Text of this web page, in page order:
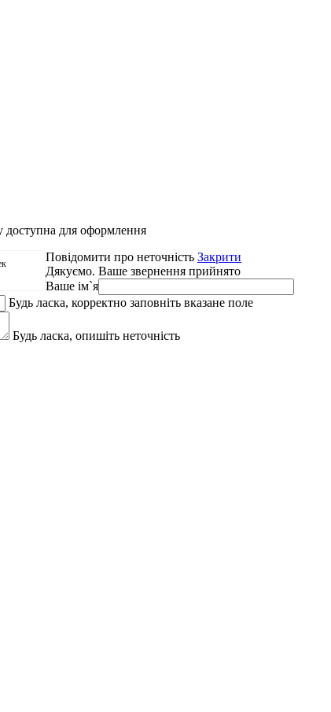
доступна для оформлення
Повідомити про неточність Закрити
Дякуємо. Ваше звернення прийнято
Ваше ім`я
Будь ласка, корректно заповніть вказане поле
Будь ласка, опишіть неточність